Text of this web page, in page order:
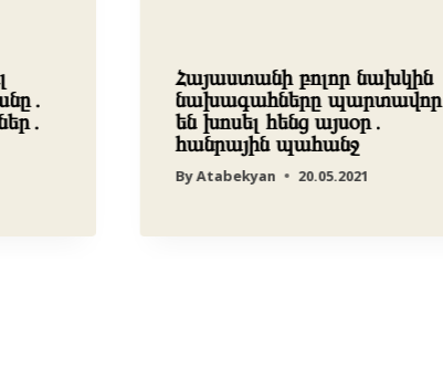
Հայաստանի բոլոր նախկին
նախագահները պարտավոր
են խոսել հենց այսօր․
հանրային պահանջ
ByAtabekyan 20.05.2021